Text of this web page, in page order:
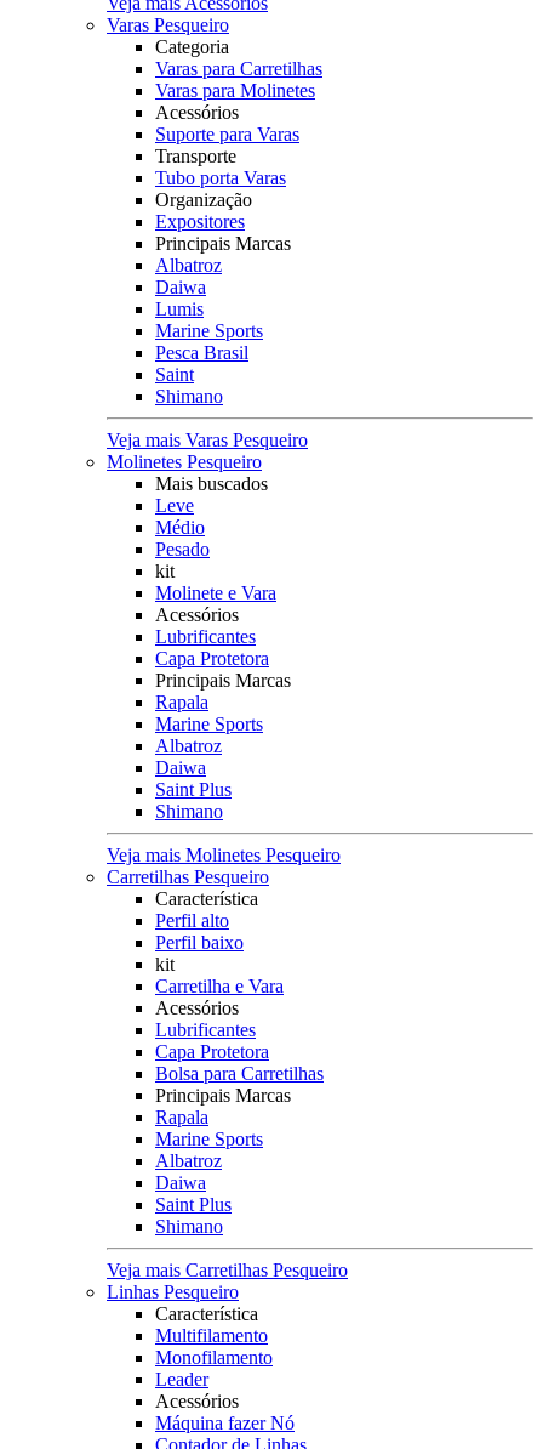
Varas Pesqueiro
Categoria
Varas para Carretilhas
Varas para Molinetes
Acessórios
Suporte para Varas
Transporte
Tubo porta Varas
Organização
Expositores
Principais Marcas
Albatroz
Daiwa
Lumis
Marine Sports
Pesca Brasil
Saint
Shimano
Veja mais Varas Pesqueiro
Molinetes Pesqueiro
Mais buscados
Leve
Médio
Pesado
kit
Molinete e Vara
Acessórios
Lubrificantes
Capa Protetora
Principais Marcas
Rapala
Marine Sports
Albatroz
Daiwa
Saint Plus
Shimano
Veja mais Molinetes Pesqueiro
Carretilhas Pesqueiro
Característica
Perfil alto
Perfil baixo
kit
Carretilha e Vara
Acessórios
Lubrificantes
Capa Protetora
Bolsa para Carretilhas
Principais Marcas
Rapala
Marine Sports
Albatroz
Daiwa
Saint Plus
Shimano
Veja mais Carretilhas Pesqueiro
Linhas Pesqueiro
Característica
Multifilamento
Monofilamento
Leader
Acessórios
Máquina fazer Nó
Contador de Linhas